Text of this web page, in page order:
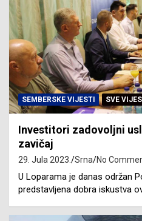
SEMBERSKE VIJESTI SVE
Investitori zadovoljni
zavičaj
29. Jula 2023. Srna No
U Loparama je danas održan
predstavljena dobra iskustva